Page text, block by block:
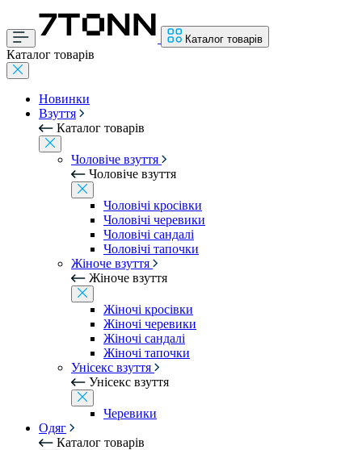
Каталог товарів
Каталог товарів
Новинки
Взуття
Каталог товарів
Чоловіче взуття
Чоловіче взуття
Чоловічі кросівки
Чоловічі черевики
Чоловічі сандалі
Чоловічі тапочки
Жіноче взуття
Жіноче взуття
Жіночі кросівки
Жіночі черевики
Жіночі сандалі
Жіночі тапочки
Унісекс взуття
Унісекс взуття
Черевики
Одяг
Каталог товарів